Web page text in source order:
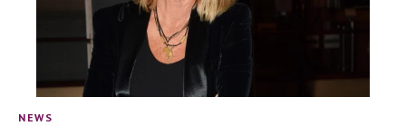
NEWS